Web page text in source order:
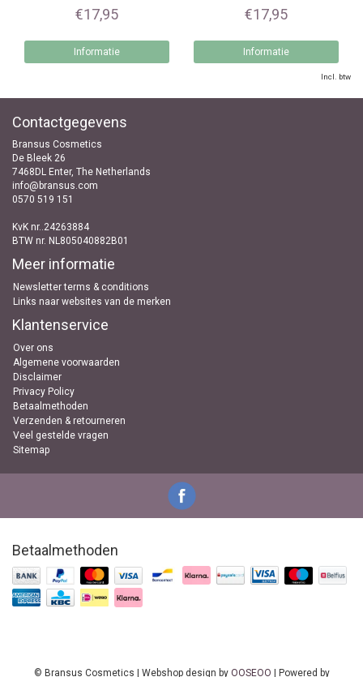
€17,95
Informatie
€17,95
Informatie
Incl. btw
Contactgegevens
Bransus Cosmetics
De Bleek 26
7468DL Enter, The Netherlands
info@bransus.com
0570 519 151
KvK nr..24263884
BTW nr. NL805040882B01
Meer informatie
Newsletter terms & conditions
Links naar websites van de merken
Klantenservice
Over ons
Algemene voorwaarden
Disclaimer
Privacy Policy
Betaalmethoden
Verzenden & retourneren
Veel gestelde vragen
Sitemap
Betaalmethoden
© Bransus Cosmetics | Webshop design by OOSEOO | Powered by